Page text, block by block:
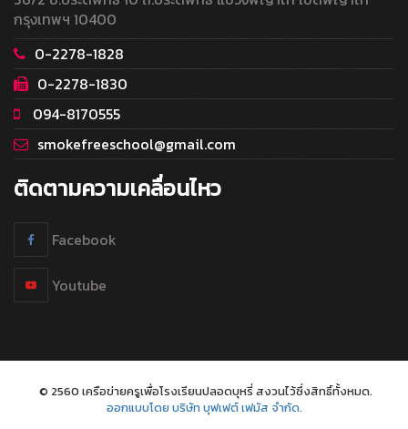
กรุงเทพฯ 10400
0-2278-1828
0-2278-1830
094-8170555
smokefreeschool@gmail.com
ติดตามความเคลื่อนไหว
Facebook
Youtube
© 2560 เครือข่ายครูเพื่อโรงเรียนปลอดบุหรี่ สงวนไว้ซึ่งสิทธิ์ทั้งหมด.
ออกแบบโดย บริษัท บุฟเฟต์ เฟมัส จำกัด.